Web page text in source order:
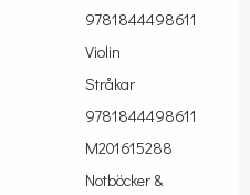
9781844498611
Violin
Stråkar
9781844498611
M201615288
Notböcker &